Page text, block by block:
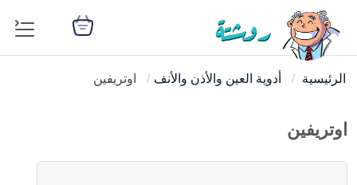
الرئيسية أدوية العين والأذن والأنف اوتريفين
اوتريفين